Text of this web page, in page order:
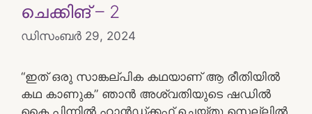
ചെക്കിങ് – 2
ഡിസംബർ 29, 2024
“ഇത് ഒരു സാങ്കല്പിക കഥയാണ് ആ രീതിയിൽ
കഥ കാണുക” ഞാൻ അശ്വതിയുടെ ഷഡിൽ
കൈ പിന്നിൽ ഹാൻഡ്ക്കഫ് ചെയ്‌തു സെല്ലിൽ